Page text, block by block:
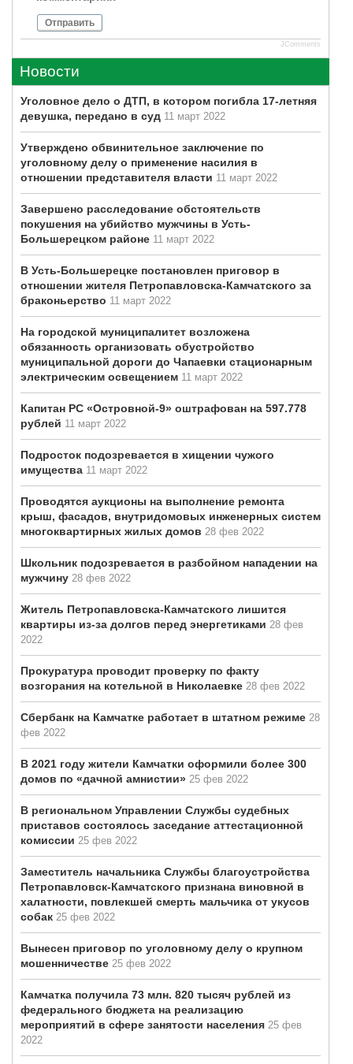
Отправить
JComments
Новости
Уголовное дело о ДТП, в котором погибла 17-летняя
девушка, передано в суд 11 март 2022
Утверждено обвинительное заключение по
уголовному делу о применение насилия в
отношении представителя власти 11 март 2022
Завершено расследование обстоятельств
покушения на убийство мужчины в Усть-
Большерецком районе 11 март 2022
В Усть-Большерецке постановлен приговор в
отношении жителя Петропавловска-Камчатского за
браконьерство 11 март 2022
На городской муниципалитет возложена
обязанность организовать обустройство
муниципальной дороги до Чапаевки стационарным
электрическим освещением 11 март 2022
Капитан РС «Островной-9» оштрафован на 597.778
рублей 11 март 2022
Подросток подозревается в хищении чужого
имущества 11 март 2022
Проводятся аукционы на выполнение ремонта
крыш, фасадов, внутридомовых инженерных систем
многоквартирных жилых домов 28 фев 2022
Школьник подозревается в разбойном нападении на
мужчину 28 фев 2022
Житель Петропавловска-Камчатского лишится
квартиры из-за долгов перед энергетиками 28 фев
2022
Прокуратура проводит проверку по факту
возгорания на котельной в Николаевке 28 фев 2022
Сбербанк на Камчатке работает в штатном режиме 28
фев 2022
В 2021 году жители Камчатки оформили более 300
домов по «дачной амнистии» 25 фев 2022
В региональном Управлении Службы судебных
приставов состоялось заседание аттестационной
комиссии 25 фев 2022
Заместитель начальника Службы благоустройства
Петропавловск-Камчатского признана виновной в
халатности, повлекшей смерть мальчика от укусов
собак 25 фев 2022
Вынесен приговор по уголовному делу о крупном
мошенничестве 25 фев 2022
Камчатка получила 73 млн. 820 тысяч рублей из
федерального бюджета на реализацию
мероприятий в сфере занятости населения 25 фев
2022